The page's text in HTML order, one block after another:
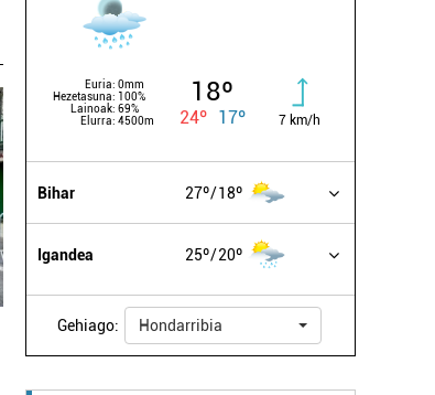
Euria: 0mm
Hezetasuna: 100%
Lainoak: 69%
Elurra: 4500m
18º
24º 17º 7 km/h
Bihar 27º 18º
Igandea 25º 20º
Gehiago: Hondarribia